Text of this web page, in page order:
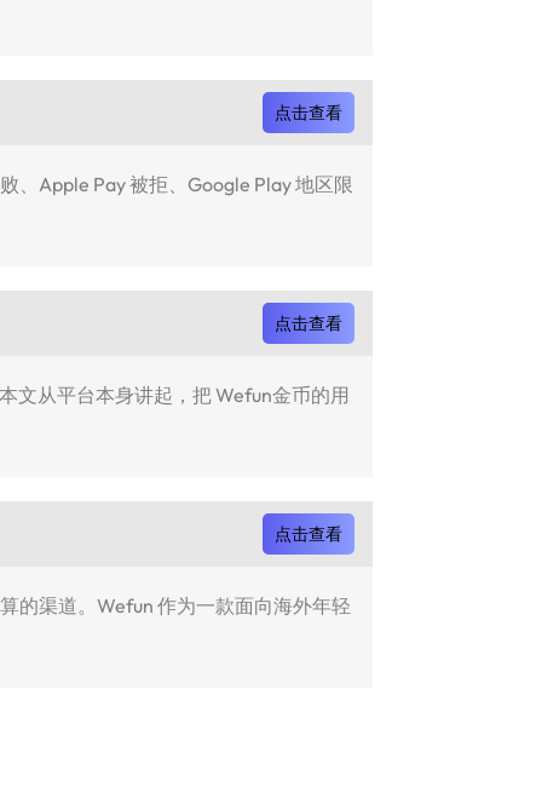
点击查看
、Apple Pay 被拒、Google Play 地区限
点击查看
文从平台本身讲起，把 Wefun金币的用
点击查看
的渠道。Wefun 作为一款面向海外年轻